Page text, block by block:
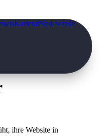
KarieraPśedewześe
ihre Website in